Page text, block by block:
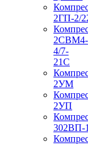
2ГП-2/
2СВМ4-
4/7-
21С
2УМ
2УП
302ВП-